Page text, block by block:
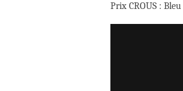
Prix CROUS :